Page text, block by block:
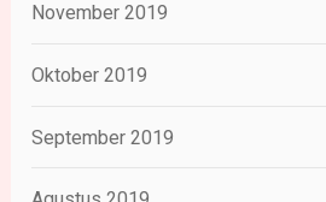
November 2019
Oktober 2019
September 2019